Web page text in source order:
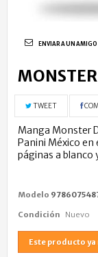
ENVIAR A UN AMIGO
TWEET
Manga Monster
Panini México en
páginas a blanco
Modelo
Condición Nuevo
Este producto